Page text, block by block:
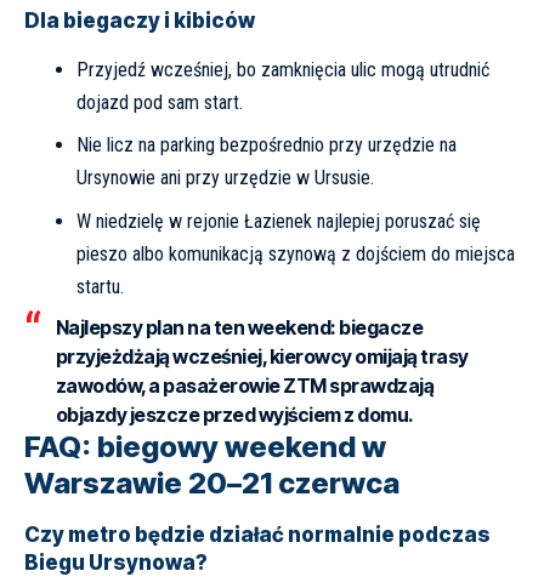
Dla biegaczy i kibiców
Przyjedź wcześniej, bo zamknięcia ulic mogą utrudnić
dojazd pod sam start.
Nie licz na parking bezpośrednio przy urzędzie na
Ursynowie ani przy urzędzie w Ursusie.
W niedzielę w rejonie Łazienek najlepiej poruszać się
pieszo albo komunikacją szynową z dojściem do miejsca
startu.
Najlepszy plan na ten weekend: biegacze
przyjeżdżają wcześniej, kierowcy omijają trasy
zawodów, a pasażerowie ZTM sprawdzają
objazdy jeszcze przed wyjściem z domu.
FAQ: biegowy weekend w
Warszawie 20–21 czerwca
Czy metro będzie działać normalnie podczas
Biegu Ursynowa?